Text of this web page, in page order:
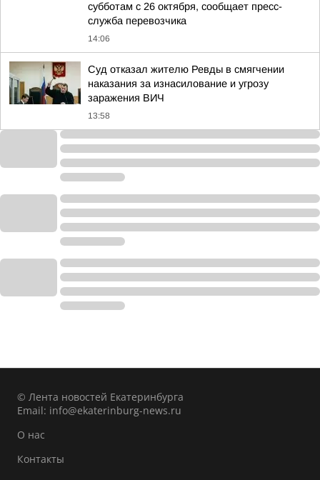
субботам с 26 октября, сообщает пресс-
служба перевозчика
14:06
Суд отказал жителю Ревды в смягчении
наказания за изнасилование и угрозу
заражения ВИЧ
13:58
© Лента новостей Екатеринбурга
Email: info@ekaterinburg-news.ru
О нас
Контакты